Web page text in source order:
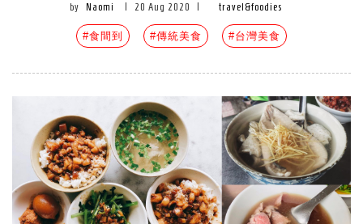
by Naomi 20 Aug 2020 travel&foodies
#食間到 #傳統美食 #台灣美食